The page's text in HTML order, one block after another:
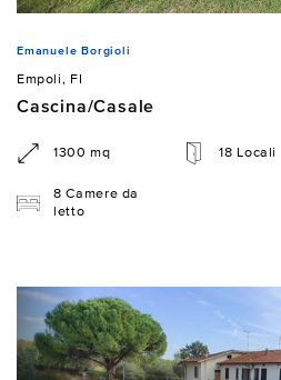
Emanuele Borgioli
Empoli, FI
Cascina/Casale
1300 mq 18 Locali
8 Camere da
letto